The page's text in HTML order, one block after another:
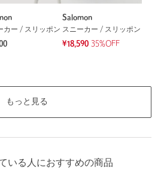
カー / スリッポン
Salomon
スニーカー / スリッポン
¥18,590 35%OFF
もっと見る
いる人におすすめの商品